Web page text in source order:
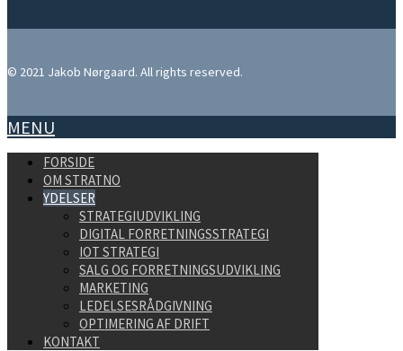
© 2021 Jakob Nørgaard. All rights reserved.
MENU
FORSIDE
OM STRATNO
YDELSER
STRATEGIUDVIKLING
DIGITAL FORRETNINGSSTRATEGI
IOT STRATEGI
SALG OG FORRETNINGSUDVIKLING
MARKETING
LEDELSESRÅDGIVNING
OPTIMERING AF DRIFT
KONTAKT